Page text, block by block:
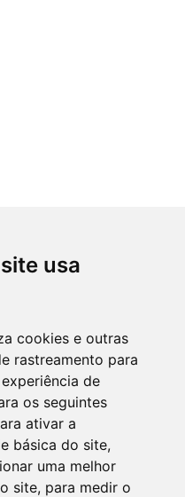
usa
cookies e outras
rastreamento para
de
os seguintes
ativar a
básica do site,
uma melhor
site, para medir o